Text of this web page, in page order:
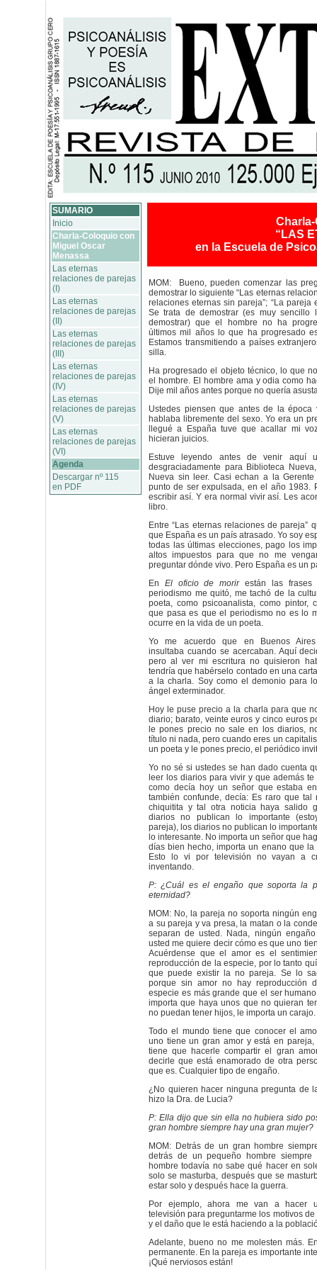
SUMARIO
Inicio
Charla-Coloquio con
Miguel Oscar
Menassa
Las eternas
relaciones de parejas
(I)
Las eternas
relaciones de parejas
(II)
Las eternas
relaciones de parejas
(III)
Las eternas
relaciones de parejas
(IV)
Las eternas
relaciones de parejas
(V)
Las eternas
relaciones de parejas
(VI)
Agenda
Descargar nº 115
en PDF
“LAS
en la Escuela de
MOM: Bueno, pueden comenzar las
demostrar lo siguiente “Las eternas
relaciones eternas sin pareja”; “La pareja
Se trata de demostrar (es muy sencillo
demostrar) que el hombre no ha
últimos mil años lo que ha progresado
Estamos transmitiendo a países
silla.
Ha progresado el objeto técnico, lo que
el hombre. El hombre ama y odia como
Dije mil años antes porque no quería
Ustedes piensen que antes de la época
hablaba libremente del sexo. Yo era un
llegué a España tuve que acallar mi
hicieran juicios.
Estuve leyendo antes de venir aquí
desgraciadamente para Biblioteca
Nueva sin leer. Casi echan a la
punto de ser expulsada, en el año 1983.
escribir así. Y era normal vivir así. Les
libro.
Entre “Las eternas relaciones de pareja”
que España es un país atrasado. Yo soy
todas las últimas elecciones, pago los
altos impuestos para que no me
preguntar dónde vivo. Pero España es un
En El oficio de morirestán las frases
periodismo me quitó, me tachó de la
poeta, como psicoanalista, como pintor,
que pasa es que el periodismo no es lo
ocurre en la vida de un poeta.
Yo me acuerdo que en Buenos Aires
insultaba cuando se acercaban. Aquí
pero al ver mi escritura no quisieron
tendría que habérselo contado en una
a la charla. Soy como el demonio para
ángel exterminador.
Hoy le puse precio a la charla para que
diario; barato, veinte euros y cinco euros
le pones precio no sale en los diarios,
título ni nada, pero cuando eres un
un poeta y le pones precio, el periódico
Yo no sé si ustedes se han dado cuenta
leer los diarios para vivir y que además
como decía hoy un señor que estaba
también confunde, decía: Es raro que tal
chiquitita y tal otra noticia haya salido
diarios no publican lo importante
pareja), los diarios no publican lo
lo interesante. No importa un señor que
días bien hecho, importa un enano que la
Esto lo vi por televisión no vayan a
inventando.
P: ¿Cuál es el engaño que soporta la
eternidad?
MOM: No, la pareja no soporta ningún
a su pareja y va presa, la matan o la
separan de usted. Nada, ningún
usted me quiere decir cómo es que uno
Acuérdense que el amor es el
reproducción de la especie, por lo tanto
que puede existir la no pareja. Se lo
porque sin amor no hay reproducción
especie es más grande que el ser
importa que haya unos que no quieran
no puedan tener hijos, le importa un carajo.
Todo el mundo tiene que conocer el
uno tiene un gran amor y está en
tiene que hacerle compartir el gran
decirle que está enamorado de otra
que es. Cualquier tipo de engaño.
¿No quieren hacer ninguna pregunta de
hizo la Dra. de Lucia?
P: Ella dijo que sin ella no hubiera sido
gran hombre siempre hay una gran mujer?
MOM: Detrás de un gran hombre
detrás de un pequeño hombre
hombre todavía no sabe qué hacer en
solo se masturba, después que se
estar solo y después hace la guerra.
Por ejemplo, ahora me van a hacer
televisión para preguntarme los motivos
y el daño que le está haciendo a la
Adelante, bueno no me molesten más.
permanente. En la pareja es importante
¡Qué nerviosos están!